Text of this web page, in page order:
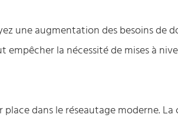
une augmentation des besoins de
la nécessité de mises à
dans le réseautage moderne.